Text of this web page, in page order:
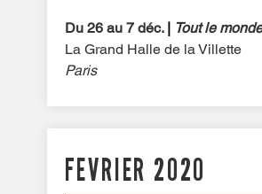
Du 26 au 7 déc. | Tout le
La Grand Halle de la Villette
Paris
FEVRIER 2020